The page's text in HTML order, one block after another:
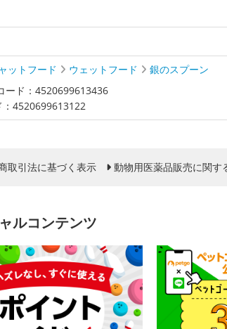
ットフード ウェットフード
銀のスプーン
ード：4520699613436
：4520699613122
取引法に基づく表示 動物用医薬品販売に関す
ルコンテンツ